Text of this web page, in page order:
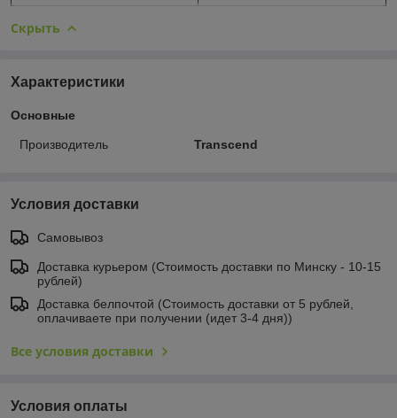
Скрыть
Характеристики
Основные
Производитель Transcend
Условия доставки
Самовывоз
Доставка курьером (Стоимость доставки по Минску - 10-15
рублей)
Доставка белпочтой (Стоимость доставки от 5 рублей,
оплачиваете при получении (идет 3-4 дня))
Все условия доставки
Условия оплаты